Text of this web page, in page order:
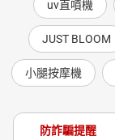
uv直噴機
JUST BLOOM
小腿按摩機
防詐騙提醒